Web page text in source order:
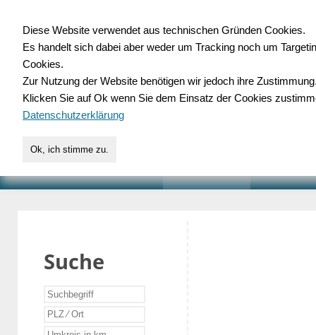
für Handwerk,
Suche
Diese Website verwendet aus technischen Gründen Cookies.
Es handelt sich dabei aber weder um Tracking noch um
Cookies.
Zur Nutzung der Website benötigen wir jedoch ihre
Klicken Sie auf Ok wenn Sie dem Einsatz der Cookies
Datenschutzerklärung
Ok, ich stimme zu.